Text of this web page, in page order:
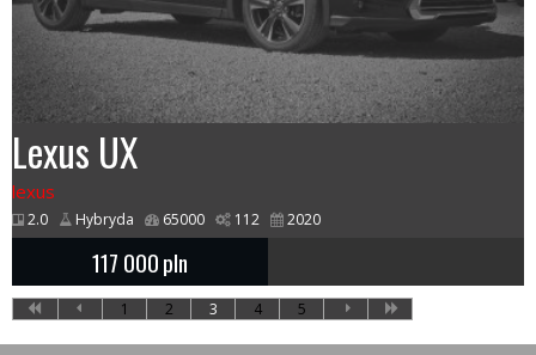
Lexus UX
lexus
2.0 Hybryda 65000 112 2020
117 000pln
1 2 3 4 5